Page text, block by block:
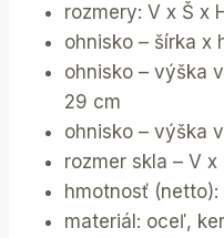
rozmery: V x Š x
ohnisko – šírka x
ohnisko – výška
29 cm
ohnisko – výška
rozmer skla – V
hmotnosť
materiál: oceľ,